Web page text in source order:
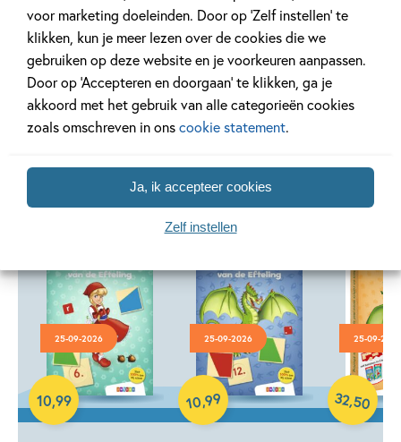
voor marketing doeleinden. Door op ‘Zelf instellen’ te
klikken, kun je meer lezen over de cookies die we
gebruiken op deze website en je voorkeuren aanpassen.
Door op ‘Accepteren en doorgaan’ te klikken, ga je
akkoord met het gebruik van alle categorieën cookies
zoals omschreven in onscookie statement.
Ja, ik accepteer cookies
Zelf instellen
Andere boeken uit de serie 'Loco
25-09-2026
10,99
Paperback
25-09-2026
10,99
Paperback
25-09-2026
32,50
Paperback